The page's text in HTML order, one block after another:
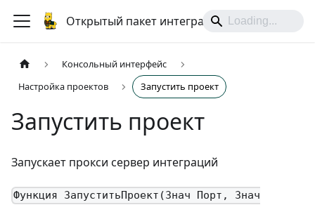
Открытый пакет интеграций
Консольный интерфейс
Настройка проектов
Запустить проект
Запустить проект
Запускает прокси сервер интеграций
Функция ЗапуститьПроект(Знач Порт, Знач